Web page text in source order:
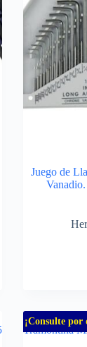
Juego de
¡Consulte por